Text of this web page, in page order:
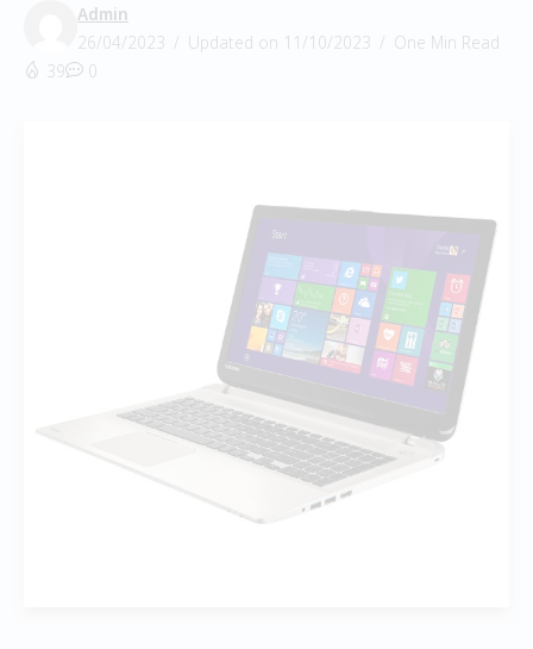
Admin
26/04/2023
Updated on 11/10/2023
One Min Read
39
0